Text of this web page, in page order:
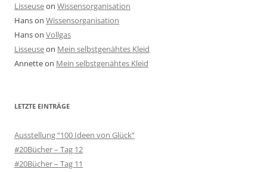
Lisseuseon Wissensorganisation
Hanson Wissensorganisation
Hanson Vollgas
Lisseuseon Mein selbstgenähtes Kleid
Annetteon Mein selbstgenähtes Kleid
LETZTE EINTRÄGE
Ausstellung “100 Ideen von Glück”
#20Bücher – Tag 12
#20Bücher – Tag 11